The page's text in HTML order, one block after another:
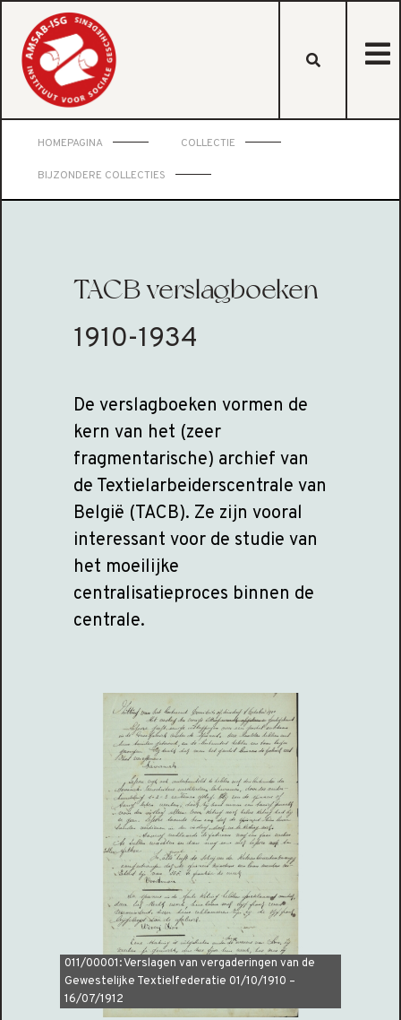
HOMEPAGINA COLLECTIE
BIJZONDERE COLLECTIES
TACB verslagboeken
1910-1934
De verslagboeken vormen de
kern van het (zeer
fragmentarische) archief van
de Textielarbeiderscentrale van
België (TACB). Ze zijn vooral
interessant voor de studie van
het moeilijke
centralisatieproces binnen de
centrale.
011/00001: Verslagen van vergaderingen van de
Gewestelijke Textielfederatie 01/10/1910 –
16/07/1912